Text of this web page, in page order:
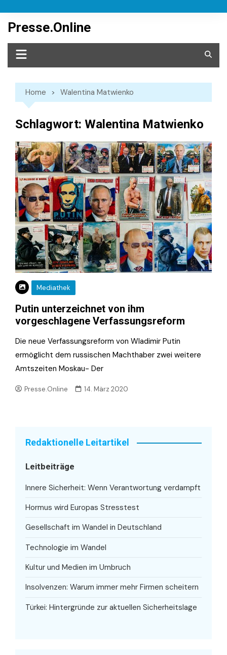
content
Presse.Online
Home Walentina Matwienko
Schlagwort: Walentina Matwienko
Mediathek
Putin unterzeichnet von ihm
vorgeschlagene Verfassungsreform
Die neue Verfassungsreform von Wladimir Putin
ermöglicht dem russischen Machthaber zwei weitere
Amtszeiten Moskau- Der
Presse.Online 14. März 2020
Redaktionelle Leitartikel
Leitbeiträge
Innere Sicherheit: Wenn Verantwortung verdampft
Hormus wird Europas Stresstest
Gesellschaft im Wandel in Deutschland
Technologie im Wandel
Kultur und Medien im Umbruch
Insolvenzen: Warum immer mehr Firmen scheitern
Türkei: Hintergründe zur aktuellen Sicherheitslage